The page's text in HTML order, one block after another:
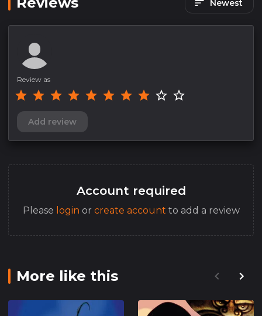
Newest
Review as
Add review
Account required
Please login or create account to add a review
More like this